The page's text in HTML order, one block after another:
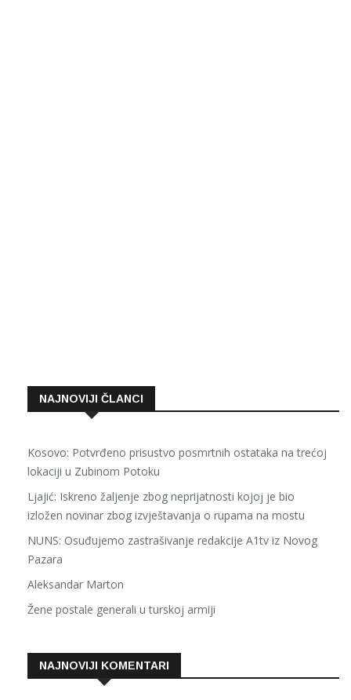
NAJNOVIJI ČLANCI
Kosovo: Potvrđeno prisustvo posmrtnih ostataka na trećoj
lokaciji u Zubinom Potoku
Ljajić: Iskreno žaljenje zbog neprijatnosti kojoj je bio
izložen novinar zbog izvještavanja o rupama na mostu
NUNS: Osuđujemo zastrašivanje redakcije A1tv iz Novog
Pazara
Aleksandar Marton
Žene postale generali u turskoj armiji
NAJNOVIJI KOMENTARI